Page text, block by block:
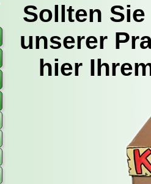
Sollten
unserer
hier